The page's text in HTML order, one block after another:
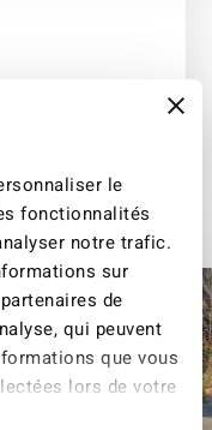
le
fonctionnalités
notre trafic.
sur
de
qui peuvent
que vous
lors de votre